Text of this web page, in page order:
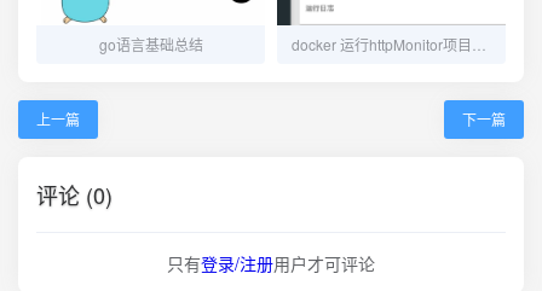
go语言基础总结
上一篇 下一篇
评论 (0)
只有登录/注册用户才可评论